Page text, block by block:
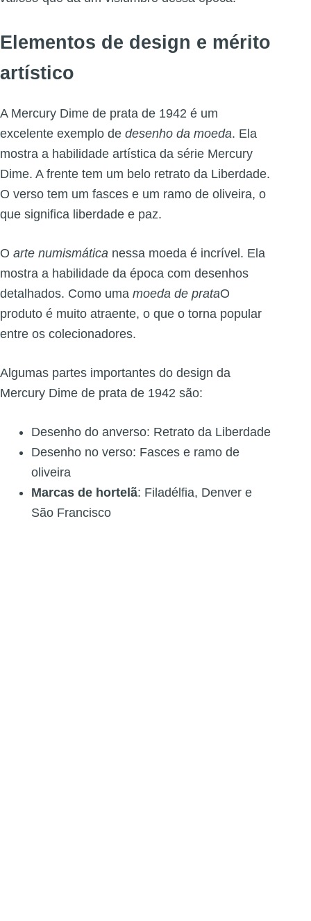
Elementos de design e mérito
artístico
A Mercury Dime de prata de 1942 é um
excelente exemplo de desenho da moeda. Ela
mostra a habilidade artística da série Mercury
Dime. A frente tem um belo retrato da Liberdade.
O verso tem um fasces e um ramo de oliveira, o
que significa liberdade e paz.
O arte numismática nessa moeda é incrível. Ela
mostra a habilidade da época com desenhos
detalhados. Como uma moeda de prataO
produto é muito atraente, o que o torna popular
entre os colecionadores.
Algumas partes importantes do design da
Mercury Dime de prata de 1942 são:
Desenho do anverso: Retrato da Liberdade
Desenho no verso: Fasces e ramo de
oliveira
Marcas de hortelã: Filadélfia, Denver e
São Francisco